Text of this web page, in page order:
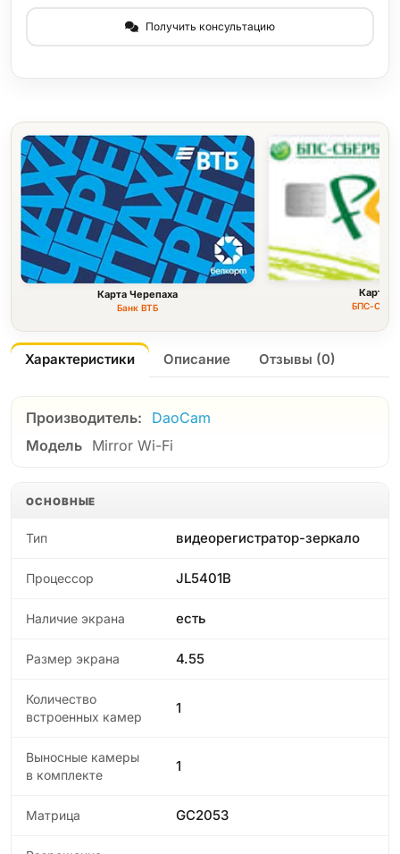
Получить консультацию
Карта Черепаха
Банк ВТБ
Карта
БПС-
Характеристики Описание Отзывы (0)
Производитель:
DaoCam
Модель Mirror Wi-Fi
ОСНОВНЫЕ
Тип видеорегистратор-зеркало
Процессор JL5401B
Наличие экрана есть
Размер экрана 4.55
Количество
встроенных камер
1
Выносные камеры
в комплекте
1
Матрица GC2053